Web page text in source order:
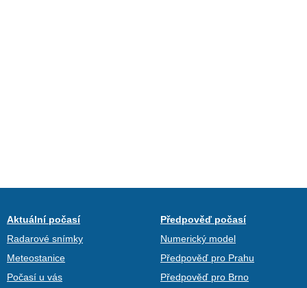
Aktuální počasí
Radarové snímky
Meteostanice
Počasí u vás
Předpověď počasí
Numerický model
Předpověď pro Prahu
Předpověď pro Brno